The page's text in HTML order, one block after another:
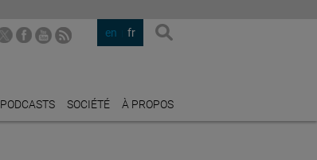
en fr
PODCASTS SOCIÉTÉ À PROPOS